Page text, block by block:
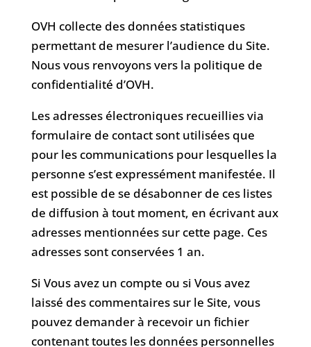
OVH collecte des données statistiques
permettant de mesurer l’audience du Site.
Nous vous renvoyons vers la politique de
confidentialité d’OVH.
Les adresses électroniques recueillies via
formulaire de contact sont utilisées que
pour les communications pour lesquelles la
personne s’est expressément manifestée. Il
est possible de se désabonner de ces listes
de diffusion à tout moment, en écrivant aux
adresses mentionnées sur cette page. Ces
adresses sont conservées 1 an.
Si Vous avez un compte ou si Vous avez
laissé des commentaires sur le Site, vous
pouvez demander à recevoir un fichier
contenant toutes les données personnelles